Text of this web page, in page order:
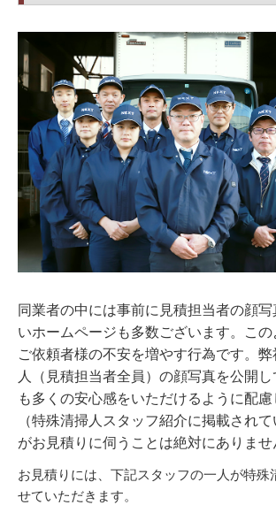
同業者の中には事前に見積担当者の顔
いホームページも多数ございます。この
ご依頼者様の不安を増やす行為です。
人（見積担当者全員）の顔写真を公開
も多くの安心感をいただけるように配慮
（特殊清掃人スタッフ紹介に掲載され
がお見積りに伺うことは絶対にありませ
お見積りには、下記スタッフの一人が特殊
せていただきます。